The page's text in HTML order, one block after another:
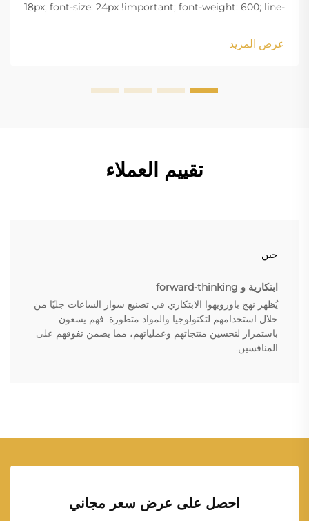
18px; font-size: 24px !important; font-weight: 600; line-
margin-bottom: 18px; font-size: 20px !important; font-
w...
عرض المزيد
تقييم العملاء
جين
ابتكارية و forward-thinking
يُظهر نهج باورويهوا الابتكاري في تصنيع سوار الساعات جليًا من
خلال استخدامهم لتكنولوجيا والمواد متطورة. فهم يسعون
باستمرار لتحسين منتجاتهم وعملياتهم، مما يضمن تفوقهم على
المنافسين.
احصل على عرض سعر مجاني